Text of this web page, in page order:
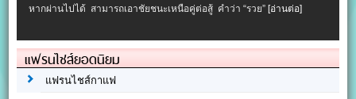
หากผ่านไปได้ สามารถเอาชัยชนะเหนือคู่ต่อสู้ คำว่า “รวย”[อ่านต่อ]
แฟรนไชส์ยอดนิยม
แฟรนไชส์กาแฟ